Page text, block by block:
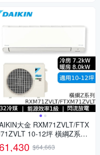
大金 RXM71ZVLT/FTX
10-12坪 橫綱Z系列
變頻冷暖空調 贈基本安裝
$64,663